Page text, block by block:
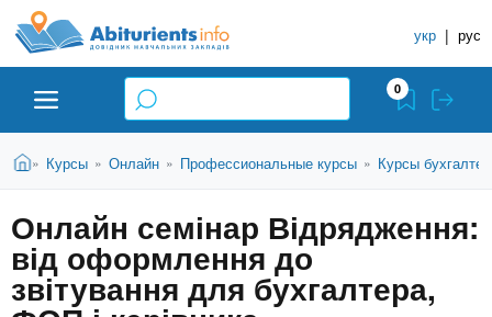
A
b
i
t
u
п
р
в
о
н
и
к
укр | рус
Абитуриенту
Вузы
Колледжи
0
В
д
е
с
ь
Главная
» Курсы » Онлайн » Профессиональные курсы » Курсы
Онлайн семінар Відрядження:
від оформлення до
звітування для бухгалтера,